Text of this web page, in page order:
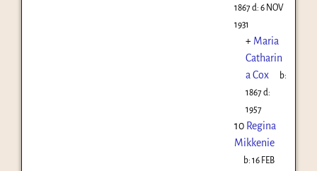
1867d: 6 NOV
1931
+ Maria
Catharin
a Cox
b:
1867d:
1957
10 Regina
Mikkenie
b:16 FEB